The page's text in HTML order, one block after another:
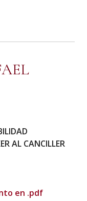
AL CANCILLER
en .pdf